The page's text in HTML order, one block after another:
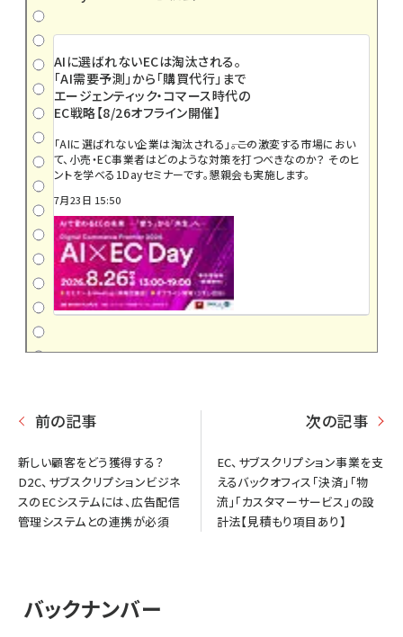
AIに選ばれないECは淘汰される。
「AI需要予測」から「購買代行」まで
エージェンティック・コマース時代の
EC戦略【8/26オフライン開催】
「AIに選ばれない企業は淘汰される」――。この激変する市場におい
て、小売・EC事業者はどのような対策を打つべきなのか？ そのヒ
ントを学べる1Dayセミナーです。懇親会も実施します。
7月23日 15:50
前の記事
新しい顧客をどう獲得する？
D2C、サブスクリプションビジネ
スのECシステムには、広告配信
管理システムとの連携が必須
次の記事
EC、サブスクリプション事業を支
えるバックオフィス「決済」「物
流」「カスタマーサービス」の設
計法【見積もり項目あり】
バックナンバー